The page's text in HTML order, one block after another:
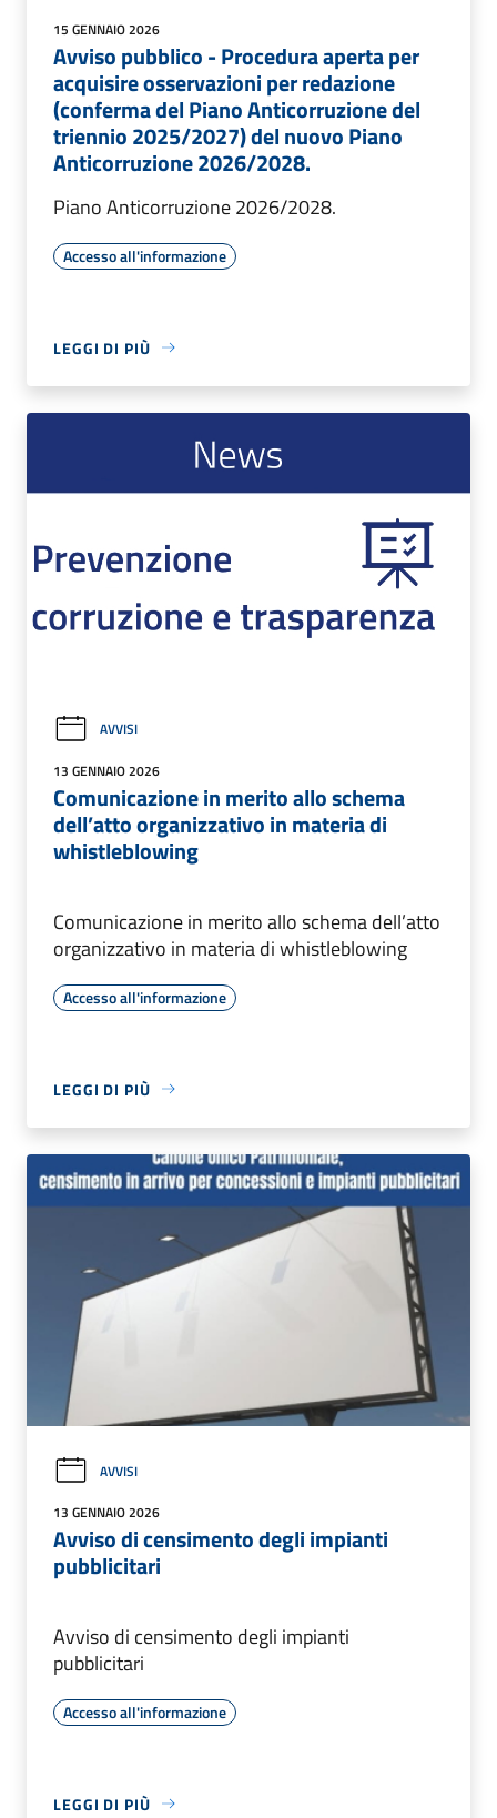
15 GENNAIO 2026
Avviso pubblico - Procedura aperta per
acquisire osservazioni per redazione
(conferma del Piano Anticorruzione del
triennio 2025/2027) del nuovo Piano
Anticorruzione 2026/2028.
Piano Anticorruzione 2026/2028.
Accesso all'informazione
LEGGI DI PIÙ
AVVISI
13 GENNAIO 2026
Comunicazione in merito allo schema
dell’atto organizzativo in materia di
whistleblowing
Comunicazione in merito allo schema dell’atto
organizzativo in materia di whistleblowing
Accesso all'informazione
LEGGI DI PIÙ
AVVISI
13 GENNAIO 2026
Avviso di censimento degli impianti
pubblicitari
Avviso di censimento degli impianti
pubblicitari
Accesso all'informazione
LEGGI DI PIÙ